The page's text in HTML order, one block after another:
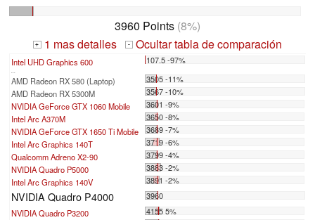
3960 Points (8%)
+ 1 mas detalles - Ocultar tabla de comparación
Intel UHD Graphics 600 107.5 -97%
AMD Radeon RX 580 (Laptop)
3505 -11%
AMD Radeon RX 5300M
3567 -10%
NVIDIA GeForce GTX 1060 Mobile
3601 -9%
Intel Arc A370M
3650 -8%
NVIDIA GeForce GTX 1650 Ti Mobile
3689 -7%
Intel Arc Graphics 140T
3719 -6%
Qualcomm Adreno X2-90
3799 -4%
NVIDIA Quadro P5000
3883 -2%
Intel Arc Graphics 140V
3891 -2%
NVIDIA Quadro P4000
3960
NVIDIA Quadro P3200
4155 5%